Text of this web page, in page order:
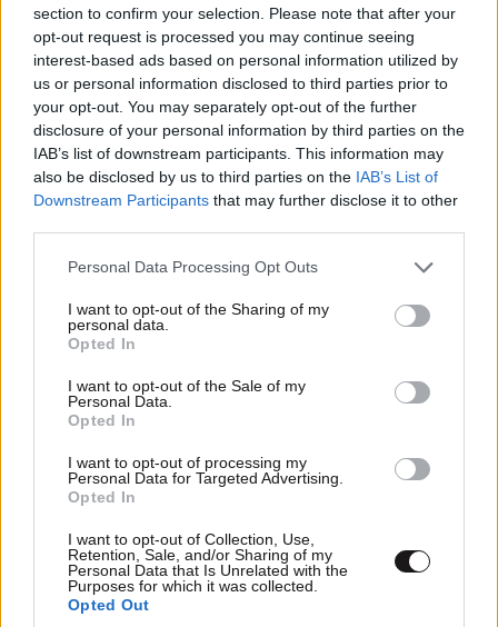
section to confirm your selection. Please note that after your
opt-out request is processed you may continue seeing
interest-based ads based on personal information utilized by
us or personal information disclosed to third parties prior to
your opt-out. You may separately opt-out of the further
disclosure of your personal information by third parties on the
IAB’s list of downstream participants. This information may
also be disclosed by us to third parties on the IAB’s List of
Downstream Participants that may further disclose it to other
Please note that this website/app uses one or more Google
not limited to your visit or usage behaviour. You may click to
grant or deny consent to Google and its third-party tags to
use your data for below specified purposes in below Google
consent section.
Personal Data Processing Opt Outs
I want to opt-out of the Sharing of my
personal data.
Opted In
I want to opt-out of the Sale of my
Personal Data.
Opted In
I want to opt-out of processing my
Personal Data for Targeted Advertising.
Opted In
I want to opt-out of Collection, Use,
Retention, Sale, and/or Sharing of my
Personal Data that Is Unrelated with the
Purposes for which it was collected.
Opted Out
Ακολουθήστε τοNEWSBEASTστοGoogle News
και μάθετε πρώτοι όλες τις ειδήσεις
ΣΧΌΛΙΑ ΑΝΑΓΝΩΣΤΏΝ